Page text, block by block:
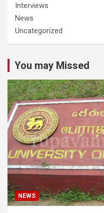
Interviews
News
Uncategorized
You may Missed
NEWS